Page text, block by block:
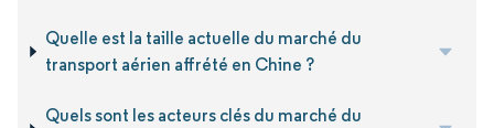
Quelle est la taille actuelle du marché du
transport aérien affrété en Chine ?
Quels sont les acteurs clés du marché du